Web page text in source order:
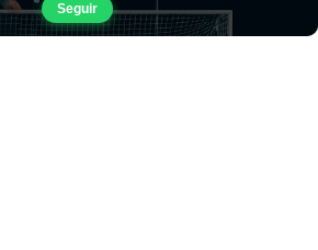
Seguir